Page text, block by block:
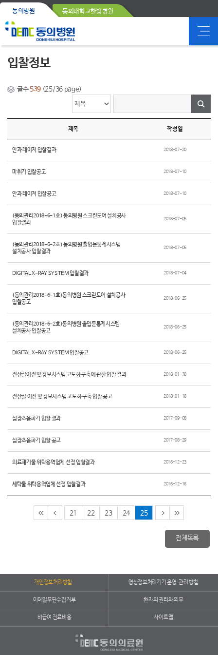
동의병원 동의대학교한방병원
입찰정보
글수539 (25/36 page)
제목 작성일
안과 레이저 입찰결과 2018-07-20
마취기 입찰공고 2018-07-10
안과 레이저 입찰공고 2018-07-10
(동의관리2018-6-1호) 동의병원 스크린도어 설치공사
입찰결과
2018-07-05
(동의관리2018-6-2호) 동의병원 출입문통제시스템
설치공사 입찰결과
2018-07-05
DIGITAL X-RAY SYSTEM 입찰결과 2018-07-04
(동의관리2018-6-1호)동의병원 스크린도어 설치공사
입찰공고
2018-06-25
(동의관리2018-6-2호)동의병원 출입문통제시스템
설치공사 입찰공고
2018-06-25
DIGITAL X-RAY SYSTEM 입찰공고 2018-06-25
전산실이전 및 정보시스템 고도화 구축에 관한 입찰 결과 2018-01-30
전산실 이전 및 정보시스템 고도화 구축 입찰 공고 2018-01-18
심장초음파기 입찰 결과 2017-09-08
심장초음파기 입찰 공고 2017-08-29
의료폐기물 위탁용역업체 선정 입찰결과 2016-12-23
세탁물 위탁용역업체 선정 입찰결과 2016-12-16
21 22 23 24 25
전체목록
개인정보처리방침 영상정보처리기기 운영·관리 방침
이메일무단수집거부 환자의 권리와 의무
비급여 진료비용 사이트맵